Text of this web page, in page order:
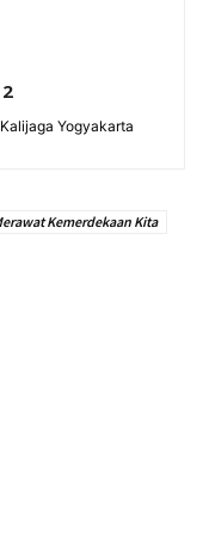
Yogyakarta
Kemerdekaan Kita